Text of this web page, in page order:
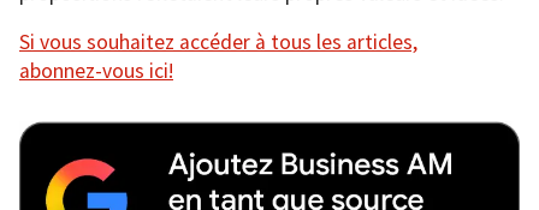
Si vous souhaitez accéder à tous les articles,
abonnez-vous ici!